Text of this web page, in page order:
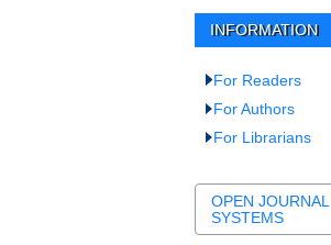
INFORMATION
For Readers
For Authors
For Librarians
OPEN JOURNAL
SYSTEMS